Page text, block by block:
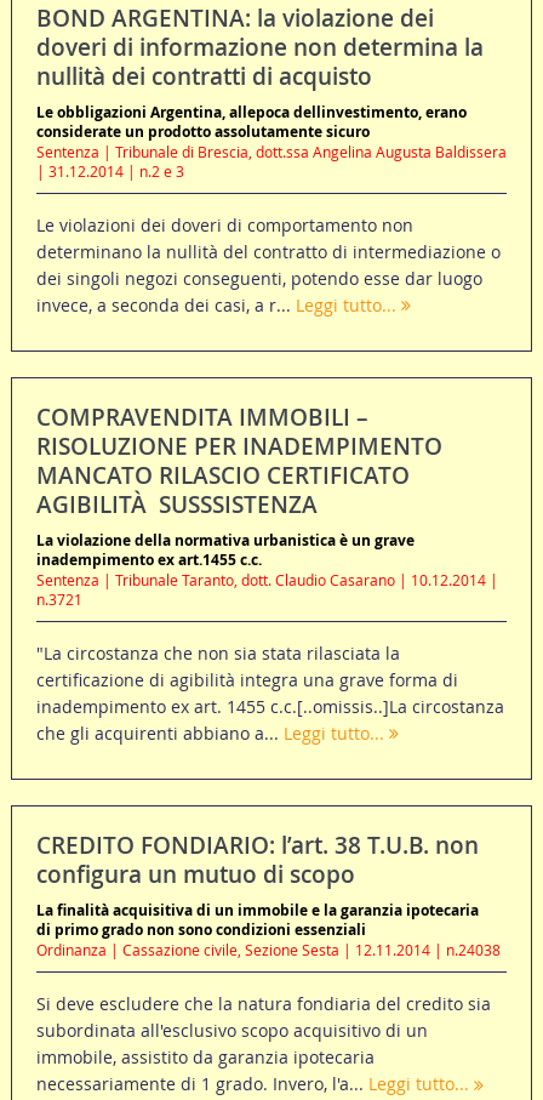
BOND ARGENTINA: la violazione dei
doveri di informazione non determina la
nullità dei contratti di acquisto
Le obbligazioni Argentina, allepoca dellinvestimento, erano
considerate un prodotto assolutamente sicuro
Sentenza | Tribunale di Brescia, dott.ssa Angelina Augusta Baldissera
| 31.12.2014 | n.2 e 3
Le violazioni dei doveri di comportamento non
determinano la nullità del contratto di intermediazione o
dei singoli negozi conseguenti, potendo esse dar luogo
invece, a seconda dei casi, a r... Leggi tutto...
COMPRAVENDITA IMMOBILI –
RISOLUZIONE PER INADEMPIMENTO 
MANCATO RILASCIO CERTIFICATO
AGIBILITÀ  SUSSSISTENZA
La violazione della normativa urbanistica è un grave
inadempimento ex art.1455 c.c.
Sentenza | Tribunale Taranto, dott. Claudio Casarano | 10.12.2014 |
n.3721
"La circostanza che non sia stata rilasciata la
certificazione di agibilità integra una grave forma di
inadempimento ex art. 1455 c.c.[..omissis..]La circostanza
che gli acquirenti abbiano a... Leggi tutto...
CREDITO FONDIARIO: l’art. 38 T.U.B. non
configura un mutuo di scopo
La finalità acquisitiva di un immobile e la garanzia ipotecaria
di primo grado non sono condizioni essenziali
Ordinanza | Cassazione civile, Sezione Sesta | 12.11.2014 | n.24038
Si deve escludere che la natura fondiaria del credito sia
subordinata all'esclusivo scopo acquisitivo di un
immobile, assistito da garanzia ipotecaria
necessariamente di 1 grado. Invero, l'a... Leggi tutto...